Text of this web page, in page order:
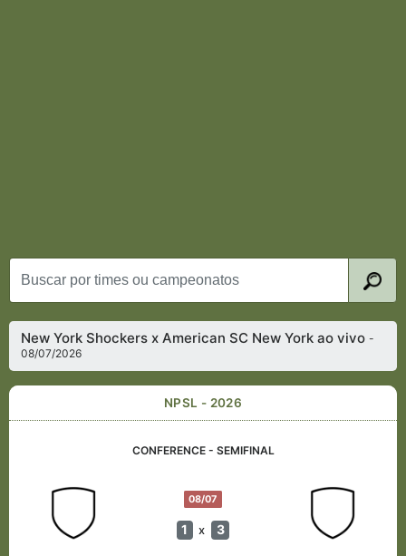
New York Shockers x American SC New York ao vivo-
08/07/2026
NPSL - 2026
CONFERENCE - SEMIFINAL
08/07
1 x 3